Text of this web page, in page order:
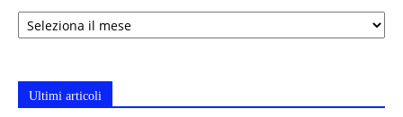
Archivi
Ultimi articoli